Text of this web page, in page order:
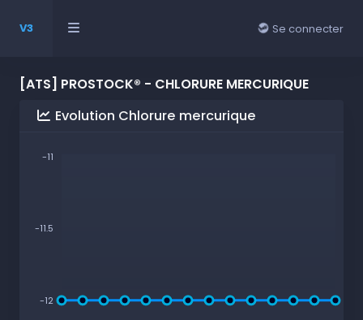
V3 Se connecter
[ATS] PROSTOCK® - CHLORURE MERCURIQUE
Evolution Chlorure mercurique
-11
-11.5
-12